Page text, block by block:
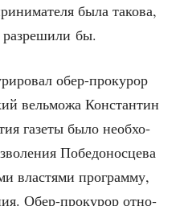
была тако­ва,
раз­ре­ши­ли бы.
обер-про­ку­рор
вель­мо­жа Кон­стан­тин
газе­ты было необ­хо­
Побе­до­нос­це­ва
вла­стя­ми про­грам­му,
Обер-про­ку­рор отно­